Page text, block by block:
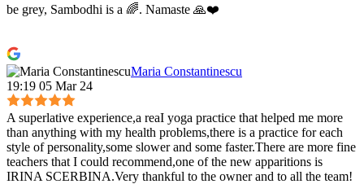
be grey, Sambodhi is a 🌈. Namaste 🙏❤️
Maria Constantinescu
19:19 05 Mar 24
A superlative experience,a reaI yoga practice that helped me more
than anything with my health problems,there is a practice for each
style of personality,some slower and some faster.There are more fine
teachers that I could recommend,one of the new apparitions is
IRINA SCERBINA.Very thankful to the owner and to all the team!